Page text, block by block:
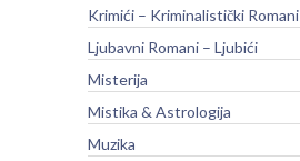
Krimići – Kriminalistički Romani
Ljubavni Romani – Ljubići
Misterija
Mistika & Astrologija
Muzika